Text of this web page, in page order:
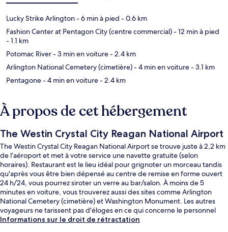
Lucky Strike Arlington- 6 min à pied - 0.6 km
Fashion Center at Pentagon City (centre commercial)- 12 min à pied
- 1.1 km
Potomac River- 3 min en voiture- 2.4 km
Arlington National Cemetery (cimetière)- 4 min en voiture- 3.1 km
Pentagone- 4 min en voiture- 2.4 km
À propos de cet hébergement
The Westin Crystal City Reagan National Airport
The Westin Crystal City Reagan National Airport se trouve juste à 2,2 km
de l’aéroport et met à votre service une navette gratuite (selon
horaires). Restaurant est le lieu idéal pour grignoter un morceau tandis
qu'après vous être bien dépensé au centre de remise en forme ouvert
24 h/24, vous pourrez siroter un verre au bar/salon. À moins de 5
minutes en voiture, vous trouverez aussi des sites comme Arlington
National Cemetery (cimetière) et Washington Monument. Les autres
voyageurs ne tarissent pas d'éloges en ce qui concerne le personnel
attentionné et l'emplacement. L'hébergement se situe à une très courte
Informations sur le droit de rétractation